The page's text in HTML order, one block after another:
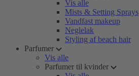
Vis alle
Mists & Setting Sprays
Vandfast makeup
Neglelak
Styling af beach hair
Parfumer
Vis alle
Parfumer til kvinder